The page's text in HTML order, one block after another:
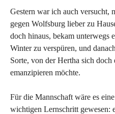
Gestern war ich auch versucht,
gegen Wolfsburg lieber zu
doch hinaus, bekam unterwegs
Winter zu verspüren, und
Sorte, von der Hertha sich
emanzipieren möchte.
Für die Mannschaft wäre es
wichtigen Lernschritt gewesen: